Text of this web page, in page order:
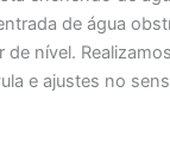
de água
nível.
e ajustes no